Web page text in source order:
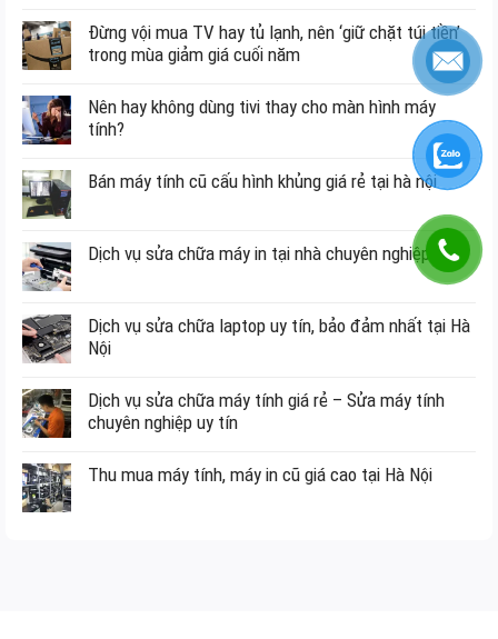
Đừng vội mua TV hay tủ lạnh, nên ‘giữ chặt túi tiền’
trong mùa giảm giá cuối năm
Nên hay không dùng tivi thay cho màn hình máy
tính?
Bán máy tính cũ cấu hình khủng giá rẻ tại hà nội
Dịch vụ sửa chữa máy in tại nhà chuyên nghiệp
Dịch vụ sửa chữa laptop uy tín, bảo đảm nhất tại Hà
Nội
Dịch vụ sửa chữa máy tính giá rẻ – Sửa máy tính
chuyên nghiệp uy tín
Thu mua máy tính, máy in cũ giá cao tại Hà Nội